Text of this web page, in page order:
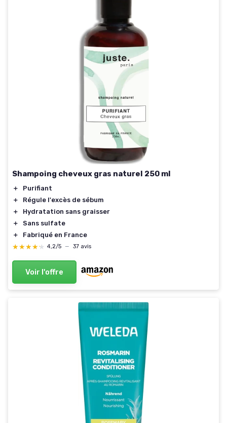
Shampoing cheveux gras naturel 250 ml
＋
Purifiant
＋
Régule l'excès de sébum
＋
Hydratation sans graisser
＋
Sans sulfate
＋
Fabriqué en France
★★★★★
★★★★★ 4,2/5 — 37 avis
Voir l'offre